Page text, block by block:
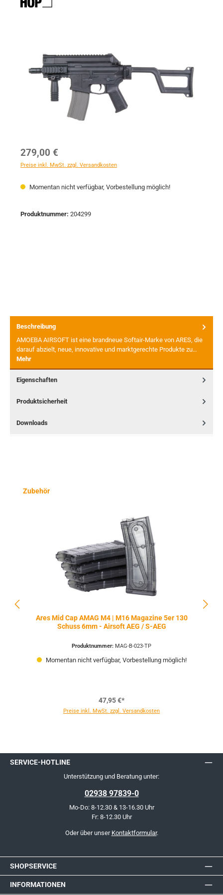
Regulärer Preis:
279,00 €
Preise inkl. MwSt. zzgl. Versandkosten
Momentan nicht verfügbar, Vorbestellung möglich!
Produktnummer: 204299
Beschreibung
AMOEBA AIRSOFT ist eine brandneue Softair-Marke von ARES, die
darauf abzielt, neue, innovative und marktgerechte Produkte zu…
Mehr
Eigenschaften
Produktsicherheit
Downloads
Produktgalerie überspringen
Zubehör
Ares Mid Cap AMAG M4 | M16 Magazine 5er 130
Schuss 6mm - Airsoft AEG / S-AEG
Produktnummer: MAG-B-023-TP
Momentan nicht verfügbar, Vorbestellung möglich!
47,95 €*
Preise inkl. MwSt. zzgl. Versandkosten
SERVICE-HOTLINE
Unterstützung und Beratung unter:
02938 97839-0
Mo-Do: 8-12.30 & 13-16.30 Uhr
Fr: 8-12.30 Uhr
Oder über unser Kontaktformular.
SHOPSERVICE
INFORMATIONEN